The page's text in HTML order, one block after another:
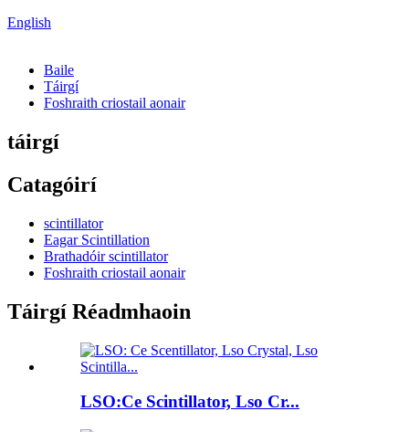
English
Baile
Táirgí
Foshraith criostail aonair
táirgí
Catagóirí
scintillator
Eagar Scintillation
Brathadóir scintillator
Foshraith criostail aonair
Táirgí Réadmhaoin
LSO:Ce Scintillator, Lso Cr...